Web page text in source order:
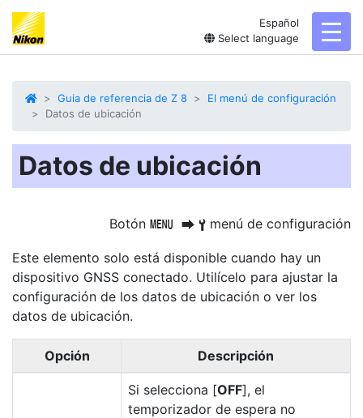
Español
Select language
Guia de referencia de Z 8
El menú de configuración
Datos de ubicación
Datos de ubicación
Botón G U B menú de configuración
Este elemento solo está disponible cuando hay un
dispositivo GNSS conectado. Utilícelo para ajustar la
configuración de los datos de ubicación o ver los
datos de ubicación.
Opción Descripción
Si selecciona [OFF], el
temporizador de espera no